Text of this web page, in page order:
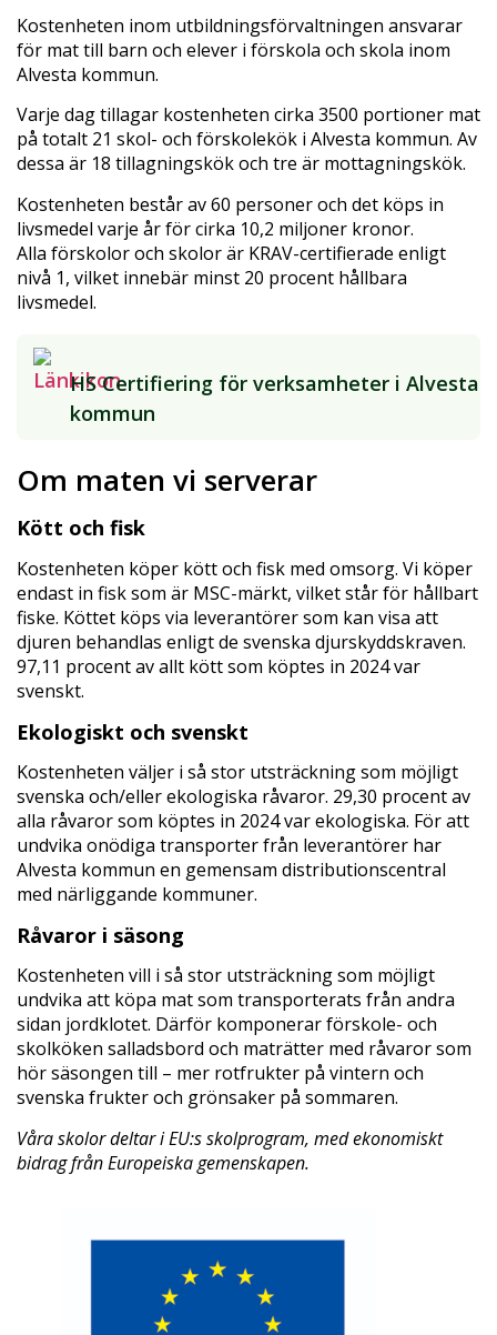
Kostenheten inom utbildningsförvaltningen ansvarar
för mat till barn och elever i förskola och skola inom
Alvesta kommun.
Varje dag tillagar kostenheten cirka 3500 portioner mat
på totalt 21 skol- och förskolekök i Alvesta kommun. Av
dessa är 18 tillagningskök och tre är mottagningskök.
Kostenheten består av 60 personer och det köps in
livsmedel varje år för cirka 10,2 miljoner kronor.
Alla förskolor och skolor är KRAV-certifierade enligt
nivå 1, vilket innebär minst 20 procent hållbara
livsmedel.
HS Certifiering för verksamheter i Alvesta
kommun
Om maten vi serverar
Kött och fisk
Kostenheten köper kött och fisk med omsorg. Vi köper
endast in fisk som är MSC-märkt, vilket står för hållbart
fiske. Köttet köps via leverantörer som kan visa att
djuren behandlas enligt de svenska djurskyddskraven.
97,11 procent av allt kött som köptes in 2024 var
svenskt.
Ekologiskt och svenskt
Kostenheten väljer i så stor utsträckning som möjligt
svenska och/eller ekologiska råvaror. 29,30 procent av
alla råvaror som köptes in 2024 var ekologiska. För att
undvika onödiga transporter från leverantörer har
Alvesta kommun en gemensam distributionscentral
med närliggande kommuner.
Råvaror i säsong
Kostenheten vill i så stor utsträckning som möjligt
undvika att köpa mat som transporterats från andra
sidan jordklotet. Därför komponerar förskole- och
skolköken salladsbord och maträtter med råvaror som
hör säsongen till – mer rotfrukter på vintern och
svenska frukter och grönsaker på sommaren.
Våra skolor deltar i EU:s skolprogram, med ekonomiskt
bidrag från Europeiska gemenskapen.